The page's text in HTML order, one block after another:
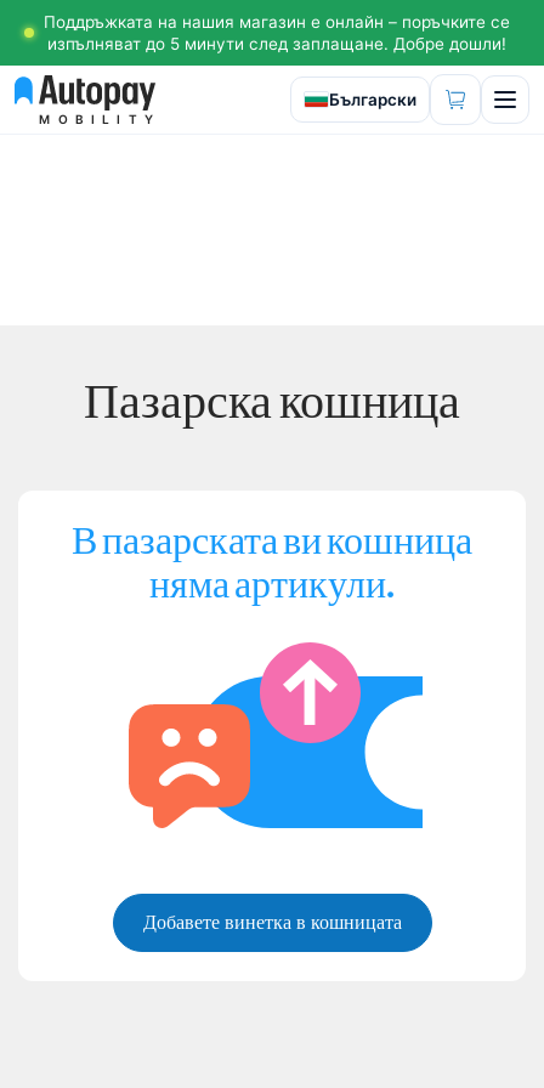
Поддръжката на нашия магазин е онлайн – поръчките се
изпълняват до 5 минути след заплащане. Добре дошли!
MOBILITY
Изберете език
Български
Пазарска кошница
В пазарската ви кошница
няма артикули.
Добавете винетка в кошницата